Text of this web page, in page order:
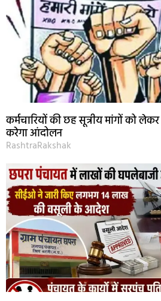
कर्मचारियों की छह सूत्रीय मांगों को
करेगा आंदोलन
RashtraRakshak